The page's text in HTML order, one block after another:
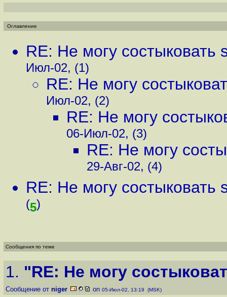
Оглавление
RE: Не могу
Июл-02, (1)
RE: Не могу
Июл-02, (2)
RE: Не могу
06-Июл-02, (3)
RE: Не могу
29-Авг-02, (4)
RE: Не могу
(5)
Сообщения по теме
1. "RE: Не могу
Сообщение от niger on 05-Июл-02, 13:19 (MSK)